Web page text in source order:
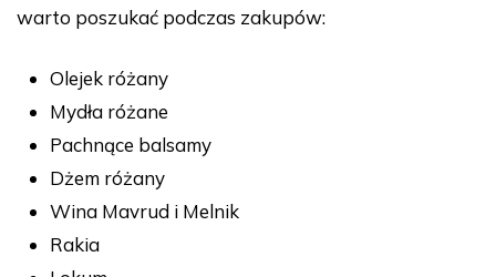
warto poszukać podczas zakupów:
Olejek różany
Mydła różane
Pachnące balsamy
Dżem różany
Wina Mavrud i Melnik
Rakia